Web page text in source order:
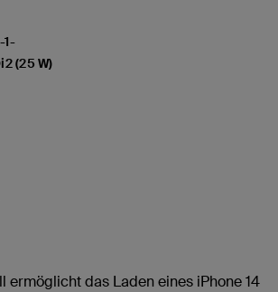
1-
(25 W)
ermöglicht das Laden eines iPhone 14